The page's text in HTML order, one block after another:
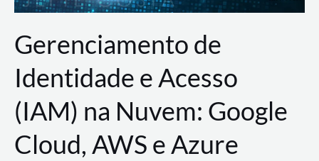
Gerenciamento de
Identidade e Acesso
(IAM) na Nuvem: Google
Cloud, AWS e Azure